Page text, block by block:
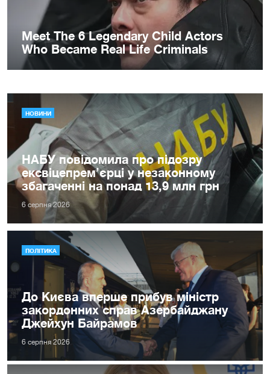
НОВИНИ
НАБУ повідомила про підозру
ексвіцепрем’єрці у незаконному
збагаченні на понад 13,9 млн грн
6 серпня 2026
ПОЛІТИКА
До Києва вперше прибув міністр
закордонних справ Азербайджану
Джейхун Байрамов
6 серпня 2026